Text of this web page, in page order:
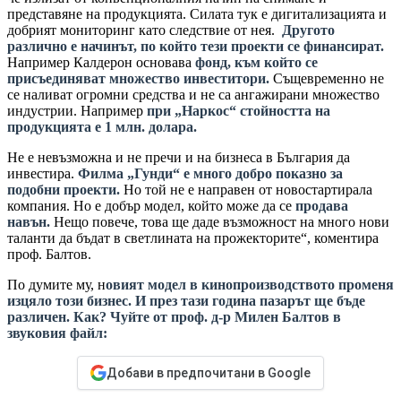
представяне на продукцията. Силата тук е дигитализацията и
добрият мониторинг като следствие от нея.
Другото
различно е начинът, по който тези проекти се финансират.
Например Калдерон основава фонд, към който се
присъединяват множество инвеститори. Същевременно не
се наливат огромни средства и не са ангажирани множество
индустрии. Например при „Наркос“ стойността на
продукцията е 1 млн. долара.
Не е невъзможна и не пречи и на бизнеса в България да
инвестира. Филма „Гунди“ е много добро показно за
подобни проекти. Но той не е направен от новостартирала
компания. Но е добър модел, който може да се продава
навън. Нещо повече, това ще даде възможност на много нови
таланти да бъдат в светлината на прожекторите“, коментира
проф. Балтов.
По думите му, новият модел в кинопроизводството променя
изцяло този бизнес. И през тази година пазарът ще бъде
различен. Как? Чуйте от проф. д-р Милен Балтов в
звуковия файл:
Добави в предпочитани в Google